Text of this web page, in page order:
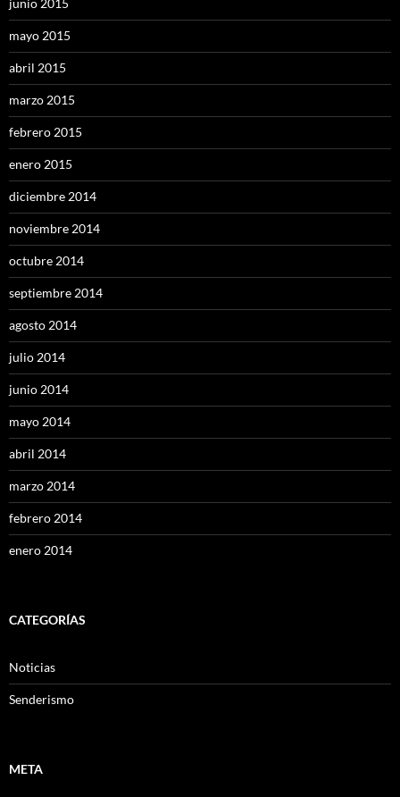
junio 2015
mayo 2015
abril 2015
marzo 2015
febrero 2015
enero 2015
diciembre 2014
noviembre 2014
octubre 2014
septiembre 2014
agosto 2014
julio 2014
junio 2014
mayo 2014
abril 2014
marzo 2014
febrero 2014
enero 2014
CATEGORÍAS
Noticias
Senderismo
META